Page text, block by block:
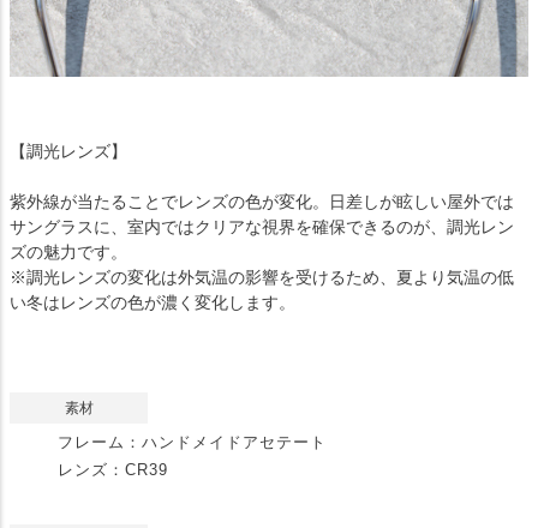
【調光レンズ】
紫外線が当たることでレンズの色が変化。日差しが眩しい屋外では
サングラスに、室内ではクリアな視界を確保できるのが、調光レン
ズの魅力です。
※調光レンズの変化は外気温の影響を受けるため、夏より気温の低
い冬はレンズの色が濃く変化します。
素材
フレーム：ハンドメイドアセテート
レンズ：CR39